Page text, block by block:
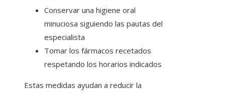
Conservar una higiene oral
minuciosa siguiendo las pautas del
especialista
Tomar los fármacos recetados
respetando los horarios indicados
Estas medidas ayudan a reducir la